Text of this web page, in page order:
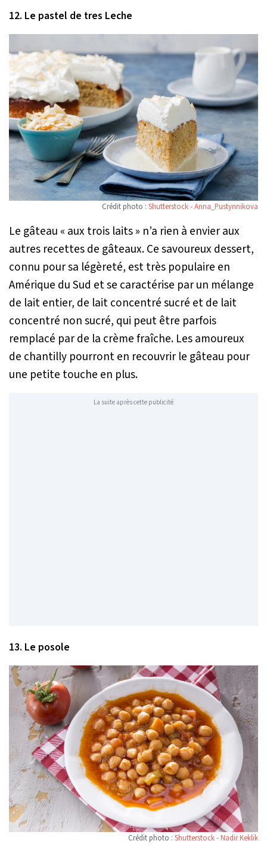
12. Le pastel de tres Leche
Crédit photo : Shutterstock - Anna_Pustynnikova
Le gâteau « aux trois laits » n’a rien à envier aux
autres recettes de gâteaux. Ce savoureux dessert,
connu pour sa légèreté, est très populaire en
Amérique du Sud et se caractérise par un mélange
de lait entier, de lait concentré sucré et de lait
concentré non sucré, qui peut être parfois
remplacé par de la crème fraîche. Les amoureux
de chantilly pourront en recouvrir le gâteau pour
une petite touche en plus.
La suite après cette publicité
13. Le posole
Crédit photo : Shutterstock - Nadir Keklik